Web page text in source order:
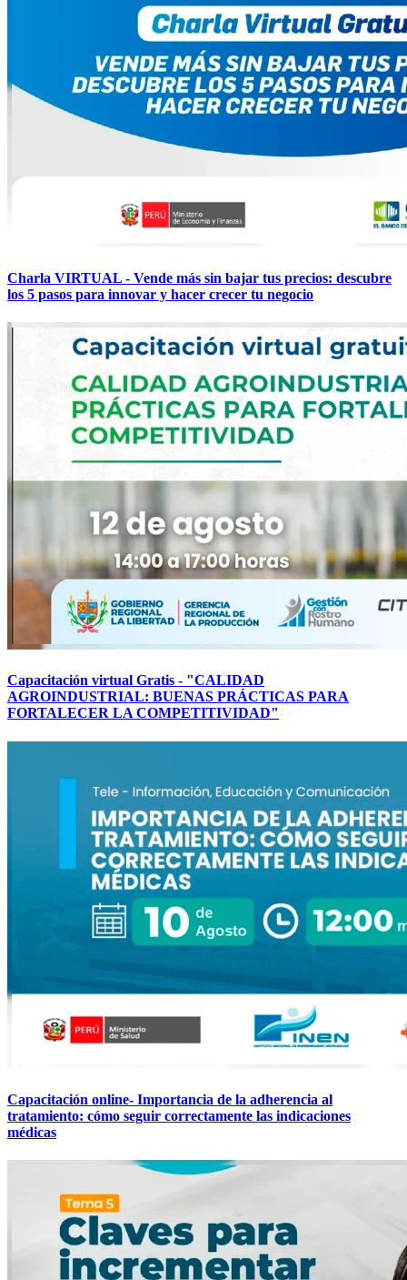
Charla VIRTUAL - Vende más sin bajar tus precios: descubre
los 5 pasos para innovar y hacer crecer tu negocio
Capacitación virtual Gratis - "CALIDAD
AGROINDUSTRIAL: BUENAS PRÁCTICAS PARA
FORTALECER LA COMPETITIVIDAD"
Capacitación online- Importancia de la adherencia al
tratamiento: cómo seguir correctamente las indicaciones
médicas